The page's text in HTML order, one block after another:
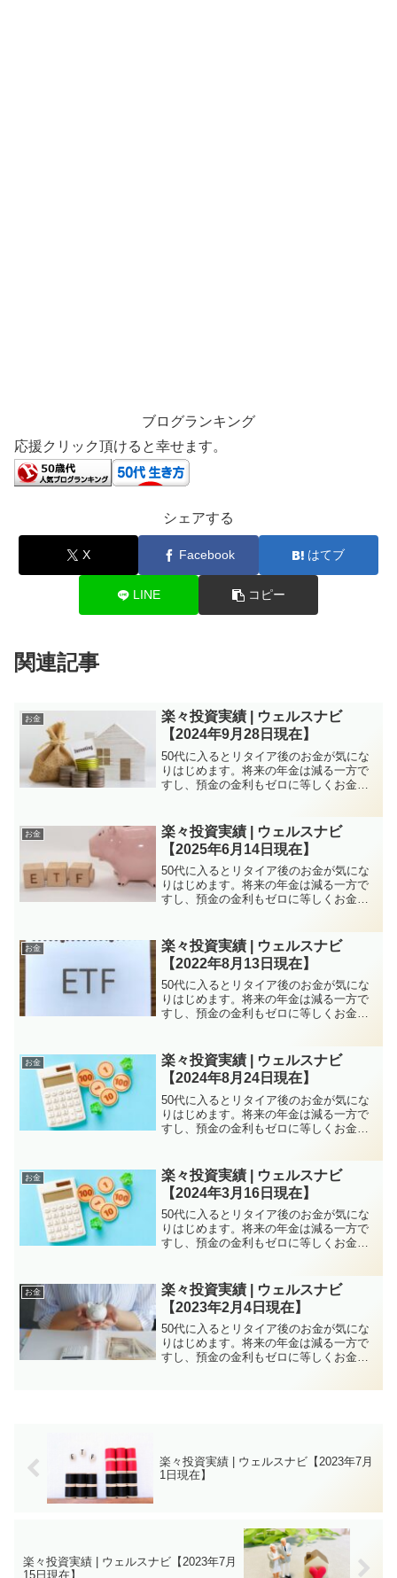
ブログランキング
応援クリック頂けると幸せます。
シェアする
X Facebook はてブ
LINE コピー
関連記事
お金
楽々投資実績 | ウェルスナビ
【2024年9月28日現在】
50代に入るとリタイア後のお金が気にな
りはじめます。将来の年金は減る一方で
すし、預金の金利もゼロに等しくお金を
代は資産構築にはチャンスと言えます。
株式投資、FXなど方...
お金
楽々投資実績 | ウェルスナビ
【2025年6月14日現在】
50代に入るとリタイア後のお金が気にな
りはじめます。将来の年金は減る一方で
すし、預金の金利もゼロに等しくお金を
代は資産構築にはチャンスと言えます。
株式投資、FXなど方...
お金
楽々投資実績 | ウェルスナビ
【2022年8月13日現在】
50代に入るとリタイア後のお金が気にな
りはじめます。将来の年金は減る一方で
すし、預金の金利もゼロに等しくお金を
代は資産構築にはチャンスと言えます。
株式投資、FXなど方...
お金
楽々投資実績 | ウェルスナビ
【2024年8月24日現在】
50代に入るとリタイア後のお金が気にな
りはじめます。将来の年金は減る一方で
すし、預金の金利もゼロに等しくお金を
代は資産構築にはチャンスと言えます。
株式投資、FXなど方...
お金
楽々投資実績 | ウェルスナビ
【2024年3月16日現在】
50代に入るとリタイア後のお金が気にな
りはじめます。将来の年金は減る一方で
すし、預金の金利もゼロに等しくお金を
代は資産構築にはチャンスと言えます。
株式投資、FXなど方...
お金
楽々投資実績 | ウェルスナビ
【2023年2月4日現在】
50代に入るとリタイア後のお金が気にな
りはじめます。将来の年金は減る一方で
すし、預金の金利もゼロに等しくお金を
楽々投資実績 | ウェルスナビ【2023年7月
1日現在】
楽々投資実績 | ウェルスナビ【2023年7月
15日現在】